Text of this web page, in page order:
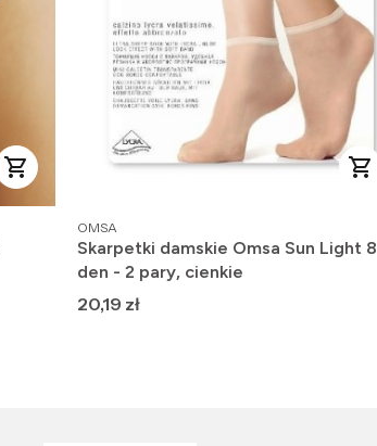
PRODUCENT
OMSA
Skarpetki damskie Omsa Sun Light 8
den - 2 pary, cienkie
Cena
20,19 zł